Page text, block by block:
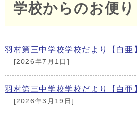
学校からのお便り
羽村第三中学校学校だより【白亜
[2026年7月1日]
羽村第三中学校学校だより【白亜
[2026年3月19日]